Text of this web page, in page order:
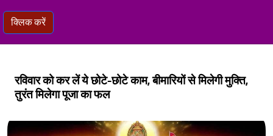
क्लिक करें
रविवार को कर लें ये छोटे-छोटे काम, बीमारियों से मिलेगी मुक्ति,
तुरंत मिलेगा पूजा का फल